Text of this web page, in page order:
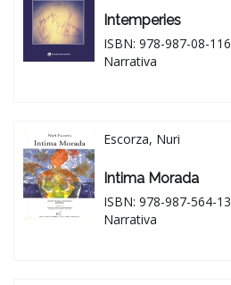
Intemperies
ISBN: 978-987-08-
Narrativa
Escorza, Nuri
Intima Morada
ISBN: 978-987-564-
Narrativa